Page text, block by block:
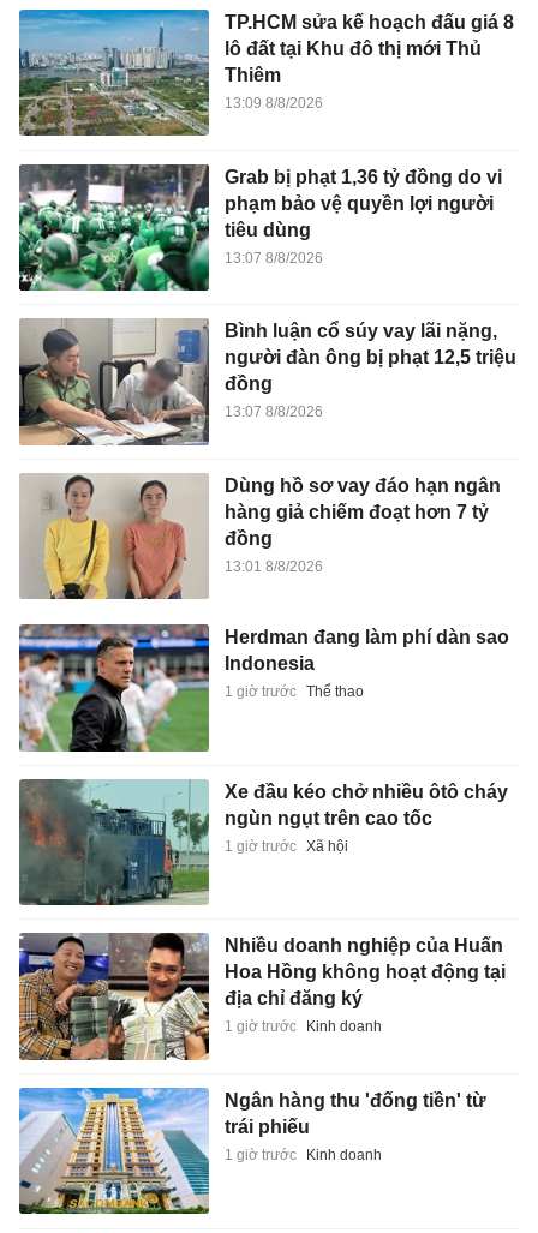
TP.HCM sửa kế hoạch đấu giá 8
lô đất tại Khu đô thị mới Thủ
Thiêm
13:09 8/8/2026
Grab bị phạt 1,36 tỷ đồng do vi
phạm bảo vệ quyền lợi người
tiêu dùng
13:07 8/8/2026
Bình luận cổ súy vay lãi nặng,
người đàn ông bị phạt 12,5 triệu
đồng
13:07 8/8/2026
Dùng hồ sơ vay đáo hạn ngân
hàng giả chiếm đoạt hơn 7 tỷ
đồng
13:01 8/8/2026
Herdman đang làm phí dàn sao
Indonesia
1 giờ trước Thể thao
Xe đầu kéo chở nhiều ôtô cháy
ngùn ngụt trên cao tốc
1 giờ trước Xã hội
Nhiều doanh nghiệp của Huấn
Hoa Hồng không hoạt động tại
địa chỉ đăng ký
1 giờ trước Kinh doanh
Ngân hàng thu 'đống tiền' từ
trái phiếu
1 giờ trước Kinh doanh